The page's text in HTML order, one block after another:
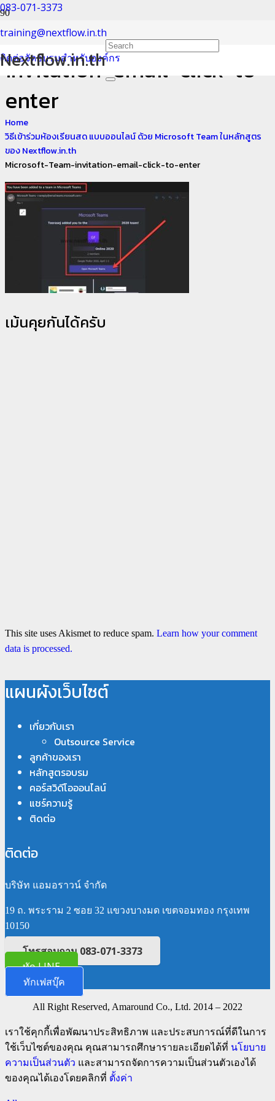
083-071-3373
training@nextflow.in.th
ติดต่อจัดอบรมสำหรับองค์กร
Nextflow.in.th
Microsoft-Team-
invitation-email-click-to-
enter
Home
วิธีเข้าร่วมห้องเรียนสด แบบออนไลน์ ด้วย Microsoft Team ในหลักสูตร
ของ Nextflow.in.th
Microsoft-Team-invitation-email-click-to-enter
เม้นคุยกันได้ครับ
This site uses Akismet to reduce spam. Learn how your comment
data is processed.
แผนผังเว็บไซต์
เกี่ยวกับเรา
Outsource Service
ลูกค้าของเรา
หลักสูตรอบรม
คอร์สวิดีโอออนไลน์
แชร์ความรู้
ติดต่อ
ติดต่อ
บริษัท แอมอราวน์ จำกัด
19 ถ. พระราม 2 ซอย 32 แขวงบางมด เขตจอมทอง กรุงเทพ
10150
โทรสอบถาม 083-071-3373
ทัก LINE
ทักเฟสบุ๊ค
All Right Reserved, Amaround Co., Ltd. 2014 – 2022
เราใช้คุกกี้เพื่อพัฒนาประสิทธิภาพ และประสบการณ์ที่ดีในการ
ใช้เว็บไซต์ของคุณ คุณสามารถศึกษารายละเอียดได้ที่ นโยบาย
ความเป็นส่วนตัว และสามารถจัดการความเป็นส่วนตัวเองได้
ของคุณได้เองโดยคลิกที่ ตั้งค่า